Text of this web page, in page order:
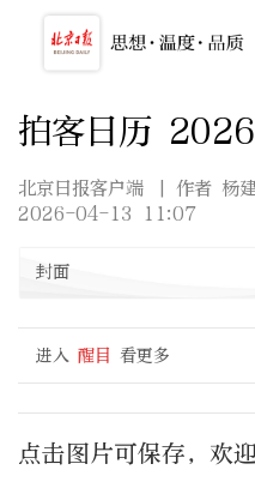
拍客日历
北京日报客户端
| 作者 杨
2026-04-13 11:07
封面
进入 醒目 看更多
点击图片可保存，欢迎